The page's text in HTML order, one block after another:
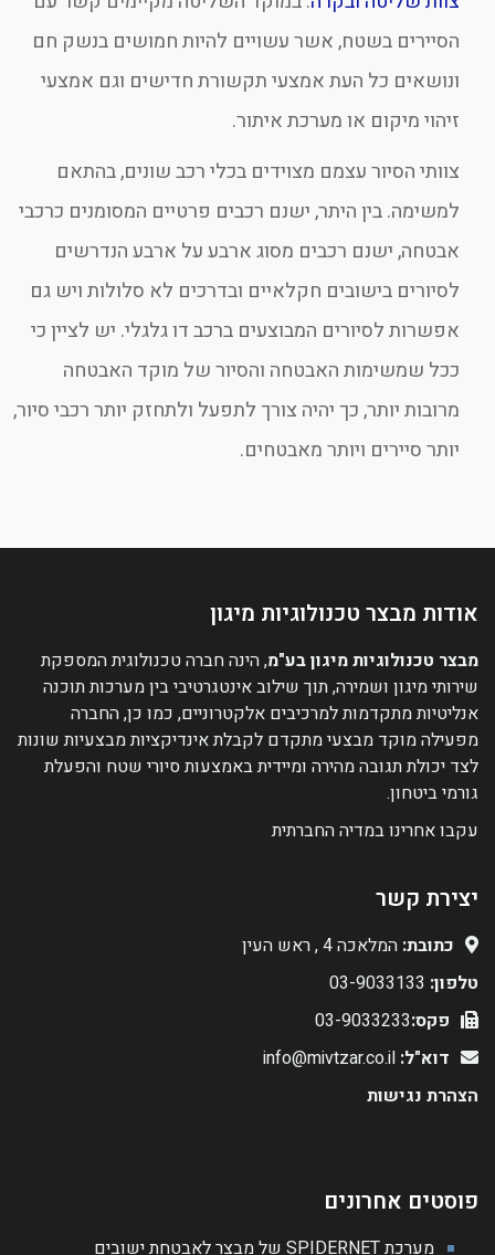
הסיירים בשטח, אשר עשויים להיות חמושים בנשק חם
ונושאים כל העת אמצעי תקשורת חדישים וגם אמצעי
זיהוי מיקום או מערכת איתור.
צוותי הסיור עצמם מצוידים בכלי רכב שונים, בהתאם
למשימה. בין היתר, ישנם רכבים פרטיים המסומנים כרכבי
אבטחה, ישנם רכבים מסוג ארבע על ארבע הנדרשים
לסיורים בישובים חקלאיים ובדרכים לא סלולות ויש גם
אפשרות לסיורים המבוצעים ברכב דו גלגלי. יש לציין כי
ככל שמשימות האבטחה והסיור של מוקד האבטחה
מרובות יותר, כך יהיה צורך לתפעל ולתחזק יותר רכבי סיור,
יותר סיירים ויותר מאבטחים.
אודות מבצר טכנולוגיות מיגון
מבצר טכנולוגיות מיגון בע"מ, הינה חברה טכנולוגית המספקת
שירותי מיגון ושמירה, תוך שילוב אינטגרטיבי בין מערכות תוכנה
אנליטיות מתקדמות למרכיבים אלקטרוניים, כמו כן, החברה
מפעילה מוקד מבצעי מתקדם לקבלת אינדיקציות מבצעיות שונות
לצד יכולת תגובה מהירה ומיידית באמצעות סיורי שטח והפעלת
גורמי ביטחון.
עקבו אחרינו במדיה החברתית
יצירת קשר
כתובת: המלאכה 4 , ראש העין
טלפון:
פקס:03-9033233
דוא"ל: info@mivtzar.co.il
הצהרת נגישות
פוסטים אחרונים
מערכת SPIDERNET של מבצר לאבטחת ישובים